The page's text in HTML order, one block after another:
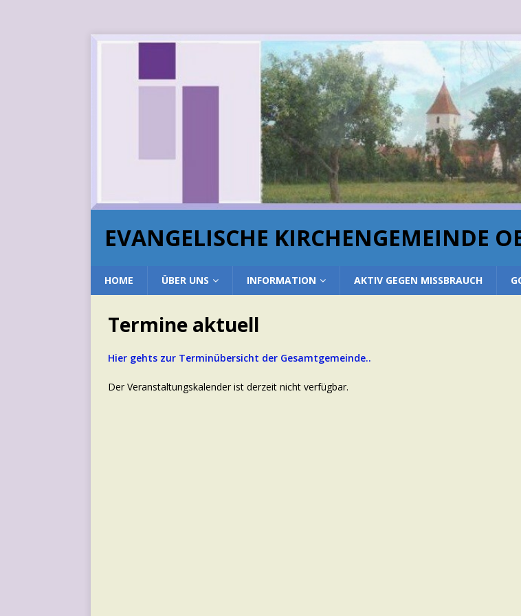
EVANGELISCHE KIRCHENGEMEINDE
HOME ÜBER UNS INFORMATION AKTIV GEGEN MISSBRAUCH
Termine aktuell
Hier gehts zur Terminübersicht der Gesamtgemeinde..
Der Veranstaltungskalender ist derzeit nicht verfügbar.